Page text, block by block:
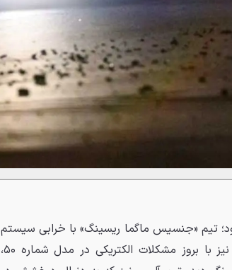
تیم «جنسیس ماگما ریسینگ» با خرابی سیستم
تعلیق در همان ابتدای مسیر کنار رفت و فراری نیز با بروز مشکلات الکتریکی در مدل شماره ۵۰،